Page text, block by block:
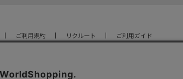
ご利用規約 リクルート ご利用ガイド